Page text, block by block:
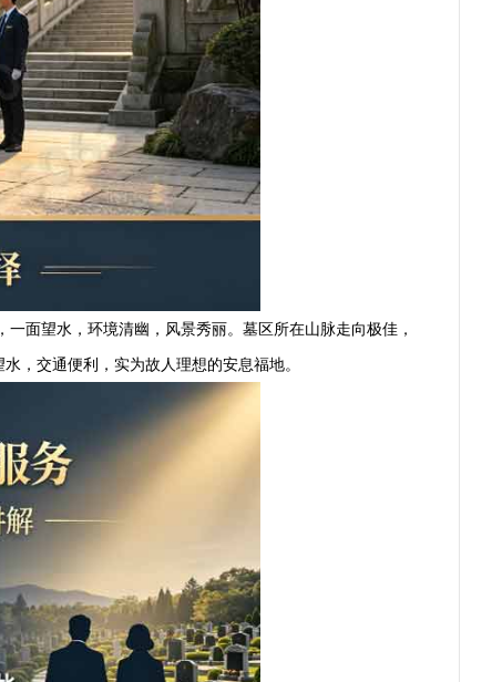
面望水，环境清幽，风景秀丽。墓区所在山脉走向极佳，
，交通便利，实为故人理想的安息福地。